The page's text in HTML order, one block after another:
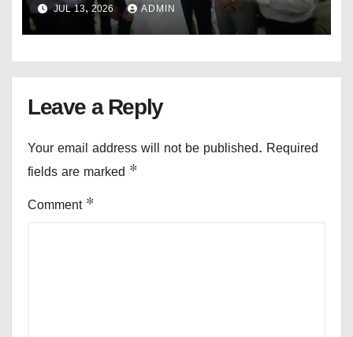
JUL 13, 2026 ADMIN
Leave a Reply
Your email address will not be published. Required
fields are marked *
Comment *